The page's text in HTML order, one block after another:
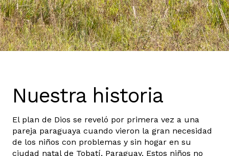
Nuestra historia
El plan de Dios se reveló por primera vez a una
pareja paraguaya cuando vieron la gran necesidad
de los niños con problemas y sin hogar en su
ciudad natal de Tobatí, Paraguay. Estos niños no